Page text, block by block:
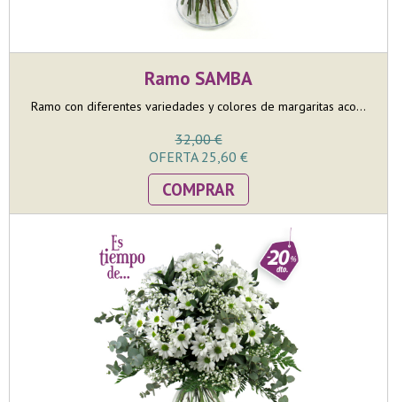
Ramo SAMBA
Ramo con diferentes variedades y colores de margaritas aco...
32,00 €
OFERTA 25,60 €
COMPRAR